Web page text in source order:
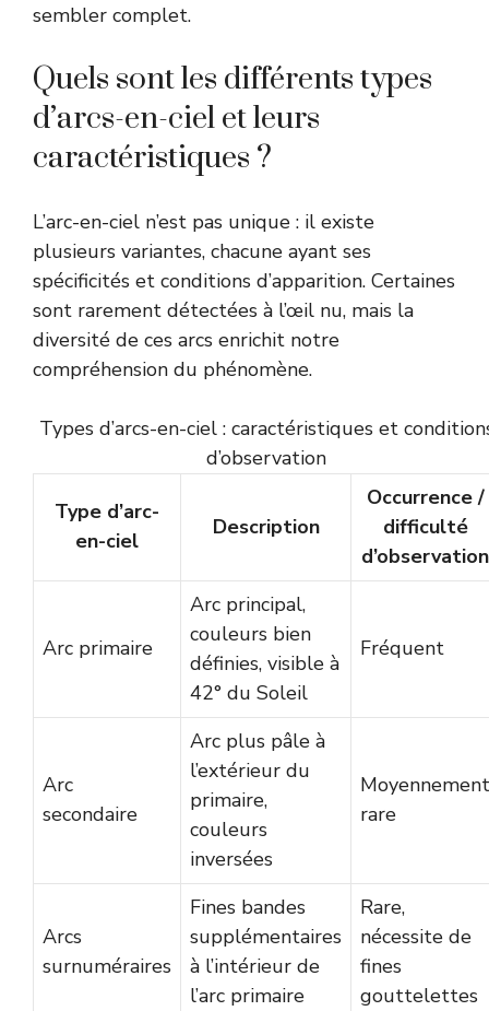
sembler complet.
Quels sont les différents types
d’arcs-en-ciel et leurs
caractéristiques ?
L’arc-en-ciel n’est pas unique : il existe
plusieurs variantes, chacune ayant ses
spécificités et conditions d’apparition. Certaines
sont rarement détectées à l’œil nu, mais la
diversité de ces arcs enrichit notre
compréhension du phénomène.
Types d’arcs-en-ciel : caractéristiques et
d’observation
Type d’arc-
en-ciel
Description
Occurrence /
difficulté
d’observation
Arc primaire
Arc principal,
couleurs bien
définies, visible à
42° du Soleil
Fréquent
Arc
secondaire
Arc plus pâle à
l’extérieur du
primaire,
couleurs
inversées
Moyennement
rare
Arcs
surnuméraires
Fines bandes
supplémentaires
à l’intérieur de
l’arc primaire
Rare,
nécessite de
fines
gouttelettes